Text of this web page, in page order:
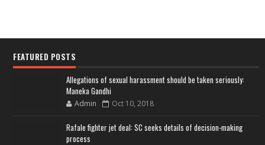
FEATURED POSTS
Allegations of sexual harassment should be taken seriously:
Maneka Gandhi
Admin Oct 10, 2018
Rafale fighter jet deal: SC seeks details of decision-making
process